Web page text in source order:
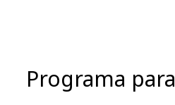
Programa para